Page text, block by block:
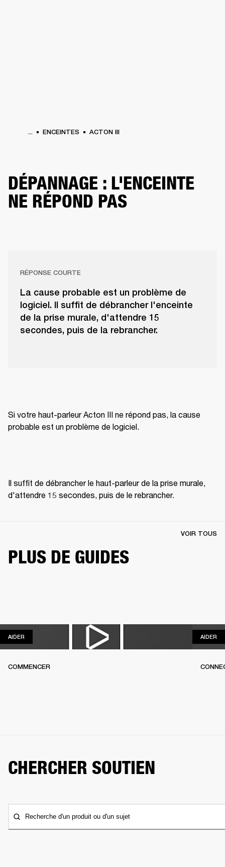
... ENCEINTES ACTON III
DÉPANNAGE : L'ENCEINTE
NE RÉPOND PAS
RÉPONSE COURTE
La cause probable est un problème de
logiciel. Il suffit de débrancher l'enceinte
de la prise murale, d'attendre 15
secondes, puis de la rebrancher.
Si votre haut-parleur Acton III ne répond pas, la cause
probable est un problème de logiciel.
Il suffit de débrancher le haut-parleur de la prise murale,
d'attendre 15 secondes, puis de le rebrancher.
PLUS DE GUIDES
VOIR TOUS
AIDER
COMMENCER
AIDER
CHERCHER SOUTIEN
Recherche d'un produit ou d'un sujet